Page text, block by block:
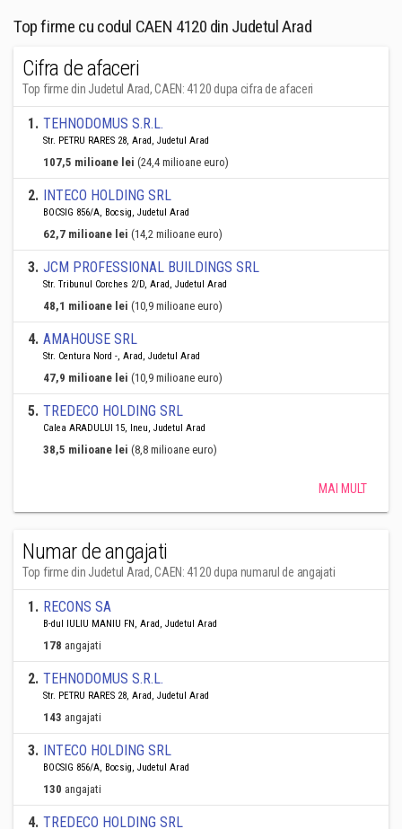
Top firme cu codul CAEN 4120 din Judetul Arad
Cifra de afaceri
Top firme din Judetul Arad, CAEN: 4120 dupa cifra de afaceri
1. TEHNODOMUS S.R.L.
Str. PETRU RARES 28, Arad, Judetul Arad
107,5 milioane lei (24,4 milioane euro)
2. INTECO HOLDING SRL
BOCSIG 856/A, Bocsig, Judetul Arad
62,7 milioane lei (14,2 milioane euro)
3. JCM PROFESSIONAL BUILDINGS SRL
Str. Tribunul Corches 2/D, Arad, Judetul Arad
48,1 milioane lei (10,9 milioane euro)
4. AMAHOUSE SRL
Str. Centura Nord -, Arad, Judetul Arad
47,9 milioane lei (10,9 milioane euro)
5. TREDECO HOLDING SRL
Calea ARADULUI 15, Ineu, Judetul Arad
38,5 milioane lei (8,8 milioane euro)
MAI MULT
Numar de angajati
Top firme din Judetul Arad, CAEN: 4120 dupa numarul de angajati
1. RECONS SA
B-dul IULIU MANIU FN, Arad, Judetul Arad
178 angajati
2. TEHNODOMUS S.R.L.
Str. PETRU RARES 28, Arad, Judetul Arad
143 angajati
3. INTECO HOLDING SRL
BOCSIG 856/A, Bocsig, Judetul Arad
130 angajati
4. TREDECO HOLDING SRL